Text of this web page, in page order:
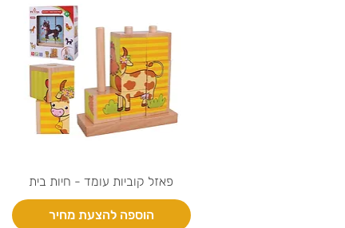
פאזל קוביות עומד - חיות בית
הוספה להצעת מחיר